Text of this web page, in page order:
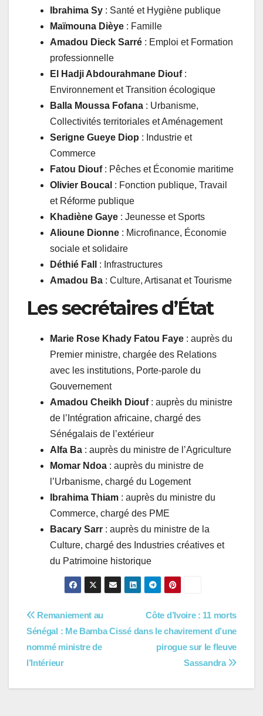
Ibrahima Sy : Santé et Hygiène publique
Maïmouna Dièye : Famille
Amadou Dieck Sarré : Emploi et Formation
professionnelle
El Hadji Abdourahmane Diouf:
Environnement et Transition écologique
Balla Moussa Fofana : Urbanisme,
Collectivités territoriales et Aménagement
Serigne Gueye Diop : Industrie et
Commerce
Fatou Diouf: Pêches et Économie maritime
Olivier Boucal : Fonction publique, Travail
et Réforme publique
Khadiène Gaye : Jeunesse et Sports
Alioune Dionne : Microfinance, Économie
sociale et solidaire
Déthié Fall
: Infrastructures
Amadou Ba : Culture, Artisanat et Tourisme
Les secrétaires d’État
Marie Rose Khady Fatou Faye : auprès du
Premier ministre, chargée des Relations
avec les institutions, Porte-parole du
Gouvernement
Amadou Cheikh Diouf: auprès du ministre
de l’Intégration africaine, chargé des
Sénégalais de l’extérieur
Alfa Ba : auprès du ministre de l’Agriculture
Momar Ndoa : auprès du ministre de
l’Urbanisme, chargé du Logement
Ibrahima Thiam : auprès du ministre du
Commerce, chargé des PME
Bacary Sarr : auprès du ministre de la
Culture, chargé des Industries créatives et
du Patrimoine historique
Navigation
de
l’article
Côte d’Ivoire : 11 morts
dans le chavirement d’une
pirogue sur le fleuve
Sassandra
Remaniement au
Sénégal : Me Bamba Cissé
nommé ministre de
l’Intérieur